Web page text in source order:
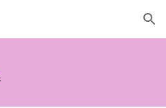
Skip to navigation